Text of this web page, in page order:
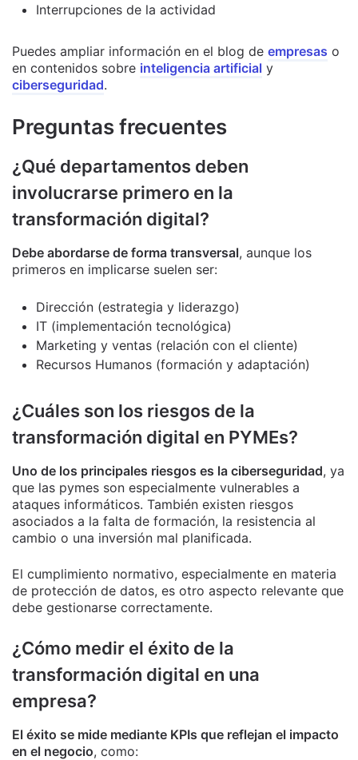
Interrupciones de la actividad
Puedes ampliar información en el blog de empresas o
en contenidos sobre inteligencia artificial y
ciberseguridad.
Preguntas frecuentes
¿Qué departamentos deben
involucrarse primero en la
transformación digital?
Debe abordarse de forma transversal, aunque los
primeros en implicarse suelen ser:
Dirección (estrategia y liderazgo)
IT (implementación tecnológica)
Marketing y ventas (relación con el cliente)
Recursos Humanos (formación y adaptación)
¿Cuáles son los riesgos de la
transformación digital en PYMEs?
Uno de los principales riesgos es la ciberseguridad, ya
que las pymes son especialmente vulnerables a
ataques informáticos. También existen riesgos
asociados a la falta de formación, la resistencia al
cambio o una inversión mal planificada.
El cumplimiento normativo, especialmente en materia
de protección de datos, es otro aspecto relevante que
debe gestionarse correctamente.
¿Cómo medir el éxito de la
transformación digital en una
empresa?
El éxito se mide mediante KPIs que reflejan el impacto
en el negocio, como: